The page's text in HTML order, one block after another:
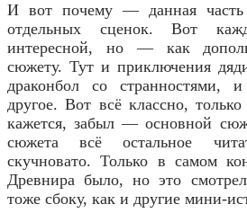
И вот почему — данная часть
отдельных сценок. Вот
интересной, но — как
сюжету. Тут и приключения
драконбол со странностями,
другое. Вот всё классно,
кажется, забыл — основной
сюжета всё остальное
скучновато. Только в самом
Древнира было, но это
тоже сбоку, как и другие мини-